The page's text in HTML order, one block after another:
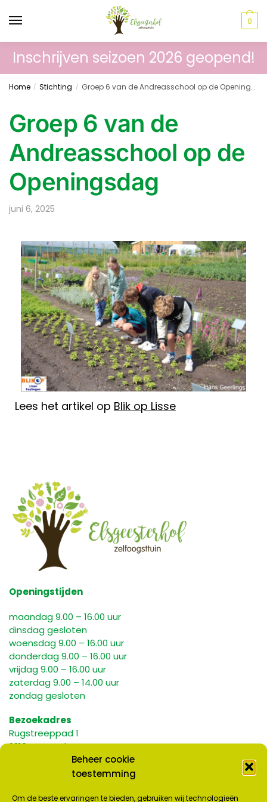
Beheer cookie
toestemming
Om de beste ervaringen te bieden, gebruiken wij technologieën
0
Inschrijven seizoen 2026 geopend!
Home / Stichting / Groep 6 van de Andreasschool op de Openingsdag
Groep 6 van de
Andreasschool op de
Openingsdag
juni 6, 2025
Lees het artikel op Blik op Lisse
Openingstijden
maandag 9.00 – 16.00 uur
dinsdag gesloten
woensdag 9.00 – 16.00 uur
donderdag 9.00 – 16.00 uur
vrijdag 9.00 – 16.00 uur
zaterdag 9.00 – 14.00 uur
zondag gesloten
Bezoekadres
Rugstreeppad 1
2216 HA Voorhout
2215 KR Voorhout